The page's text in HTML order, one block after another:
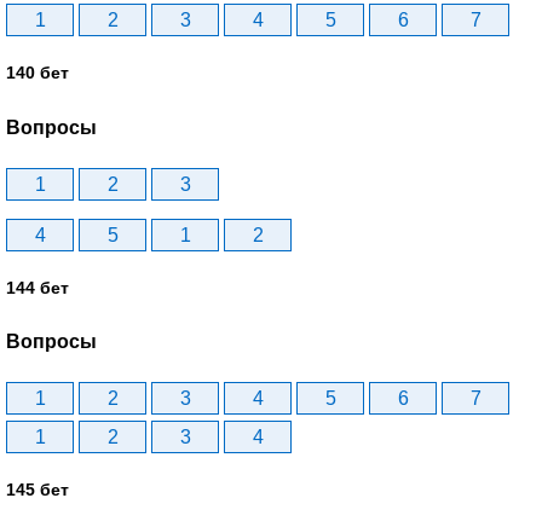
1 2 3 4 5 6 7
140 бет
Вопросы
1 2 3
4 5 1 2
144 бет
Вопросы
1 2 3 4 5 6
7
1
2 3 4
145 бет